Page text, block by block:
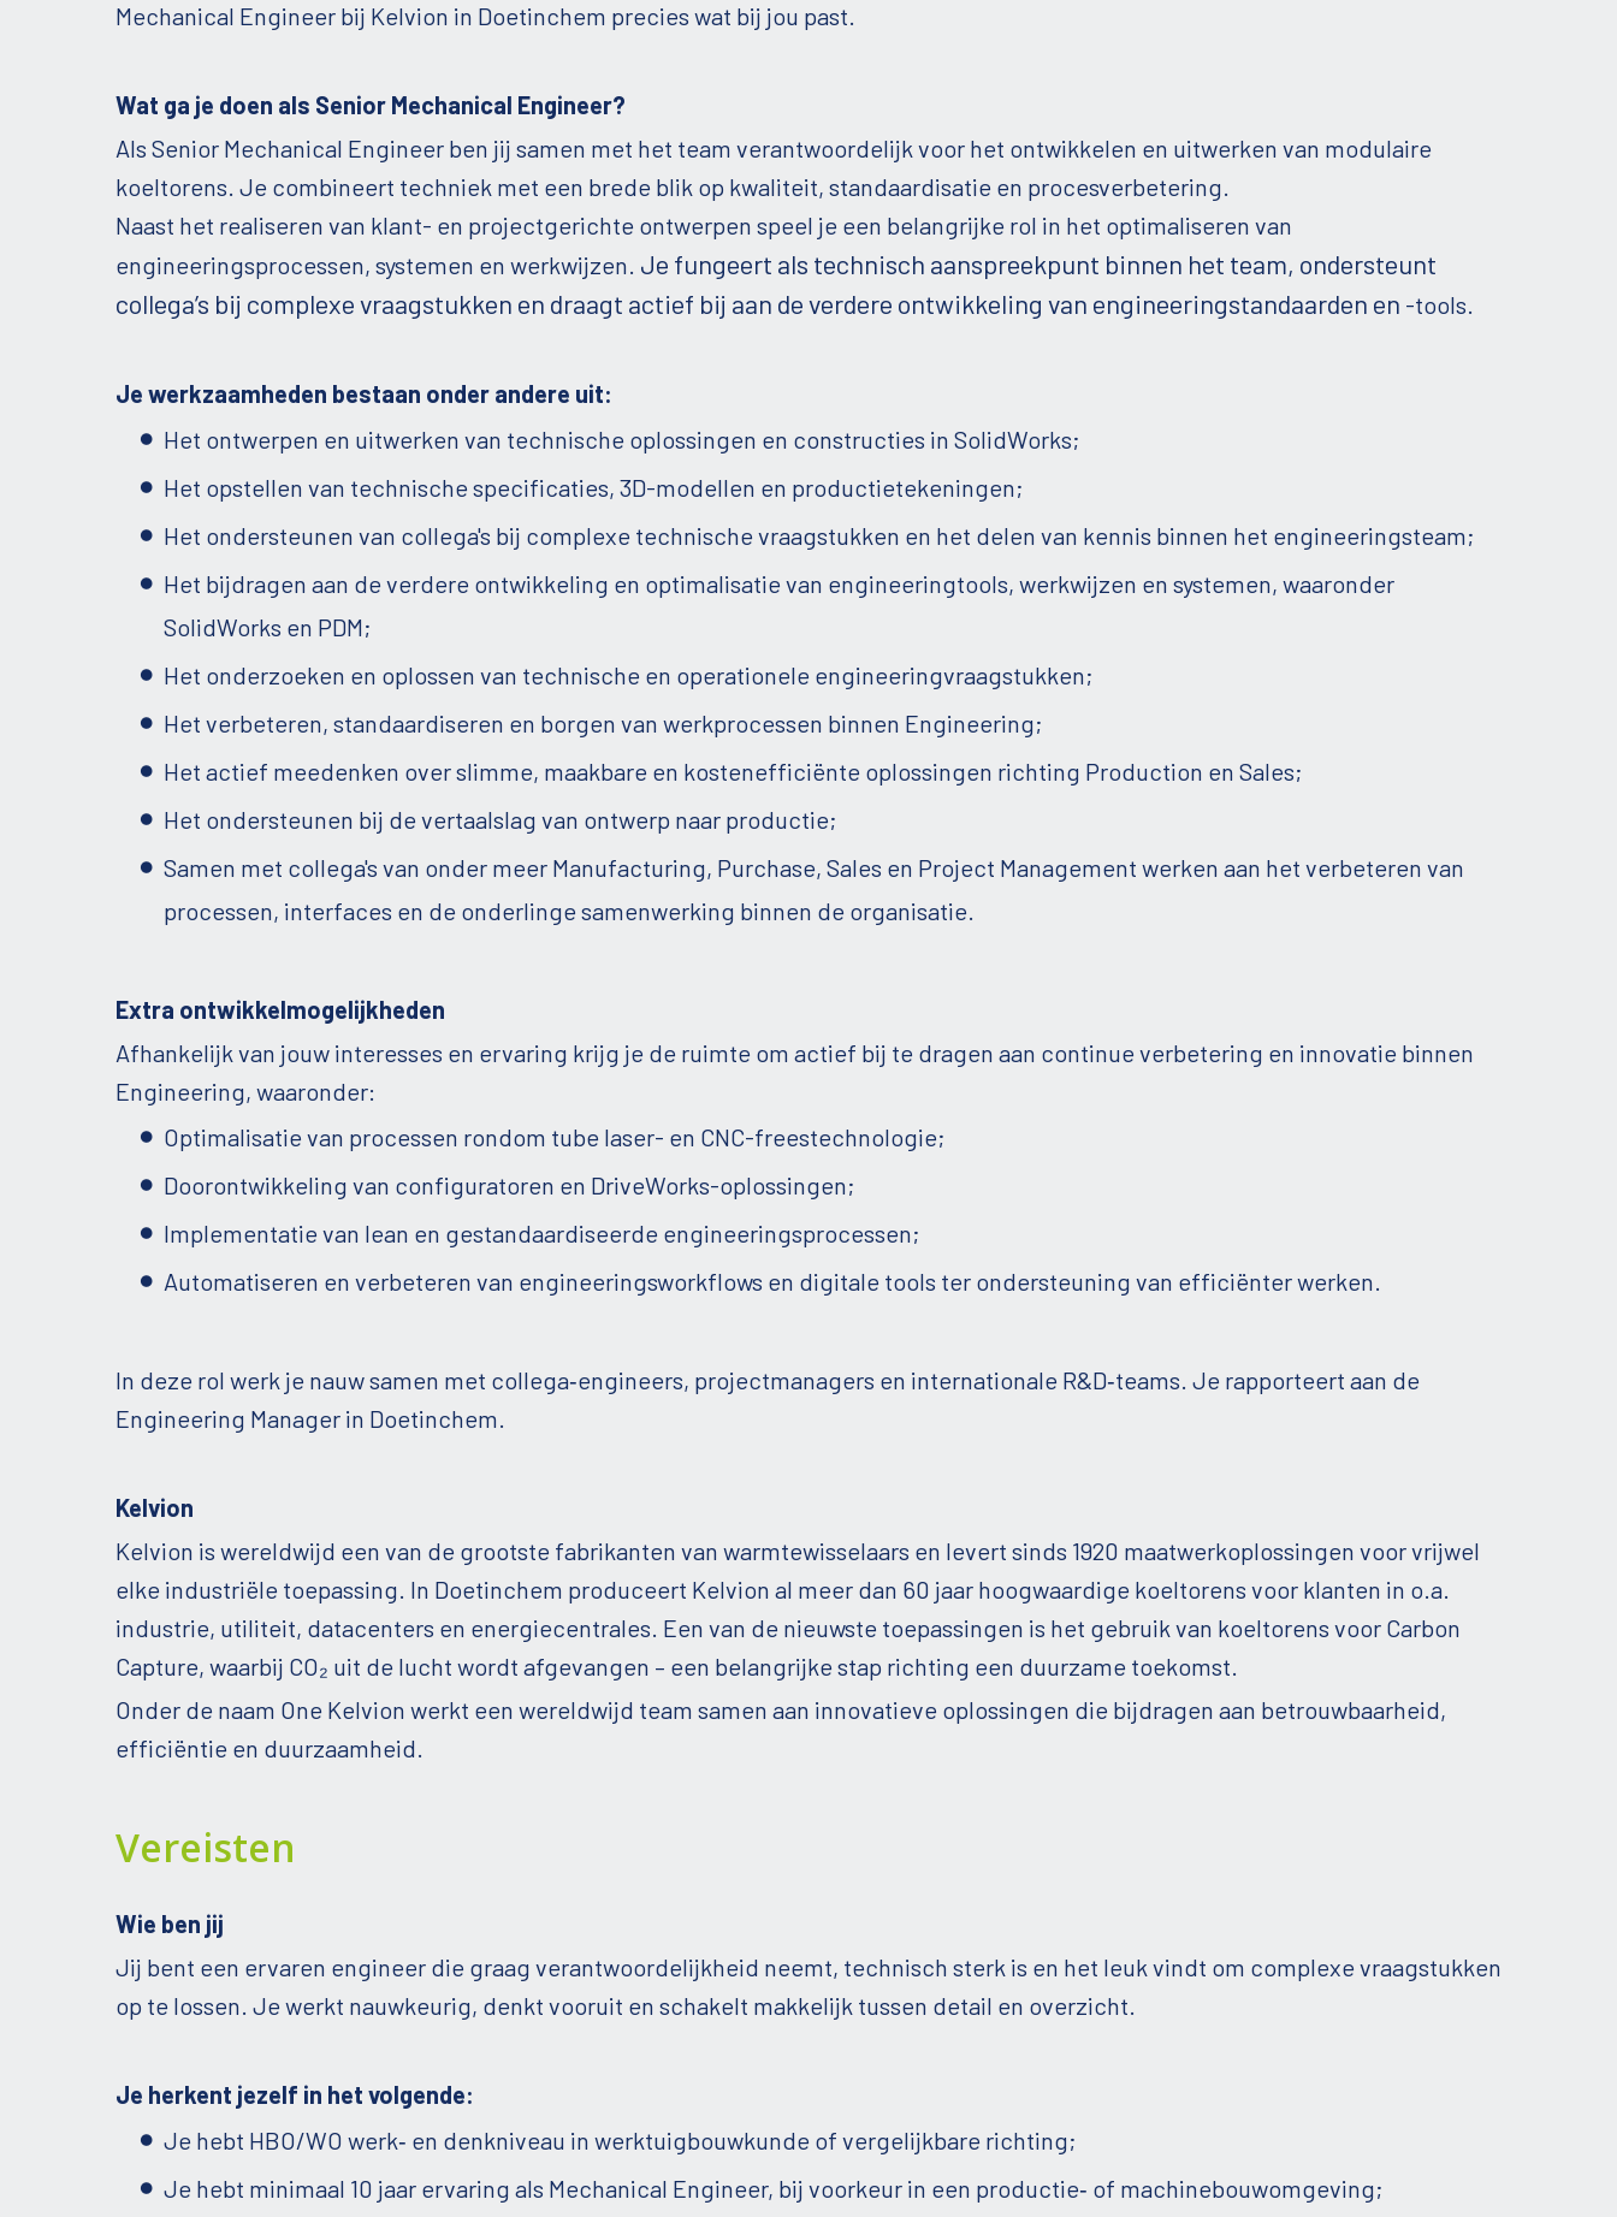
Mechanical Engineer bij Kelvion in Doetinchem precies wat bij jou past.
Wat ga je doen als Senior Mechanical Engineer?
Als Senior Mechanical Engineer ben jij samen met het team verantwoordelijk voor het ontwikkelen en uitwerken van modulaire
koeltorens. Je combineert techniek met een brede blik op kwaliteit, standaardisatie en procesverbetering.
Naast het realiseren van klant- en projectgerichte ontwerpen speel je een belangrijke rol in het optimaliseren van
engineeringsprocessen, systemen en werkwijzen. Je fungeert als technisch aanspreekpunt binnen het team, ondersteunt
collega’s bij complexe vraagstukken en draagt actief bij aan de verdere ontwikkeling van engineeringstandaarden en -tools.
Je werkzaamheden bestaan onder andere uit:
Het ontwerpen en uitwerken van technische oplossingen en constructies in SolidWorks;
Het opstellen van technische specificaties, 3D-modellen en productietekeningen;
Het ondersteunen van collega's bij complexe technische vraagstukken en het delen van kennis binnen het engineeringsteam;
Het bijdragen aan de verdere ontwikkeling en optimalisatie van engineeringtools, werkwijzen en systemen, waaronder
SolidWorks en PDM;
Het onderzoeken en oplossen van technische en operationele engineeringvraagstukken;
Het verbeteren, standaardiseren en borgen van werkprocessen binnen Engineering;
Het actief meedenken over slimme, maakbare en kostenefficiënte oplossingen richting Production en Sales;
Het ondersteunen bij de vertaalslag van ontwerp naar productie;
Samen met collega's van onder meer Manufacturing, Purchase, Sales en Project Management werken aan het verbeteren van
processen, interfaces en de onderlinge samenwerking binnen de organisatie.
Extra ontwikkelmogelijkheden
Afhankelijk van jouw interesses en ervaring krijg je de ruimte om actief bij te dragen aan continue verbetering en innovatie binnen
Engineering, waaronder:
Optimalisatie van processen rondom tube laser- en CNC-freestechnologie;
Doorontwikkeling van configuratoren en DriveWorks-oplossingen;
Implementatie van lean en gestandaardiseerde engineeringsprocessen;
Automatiseren en verbeteren van engineeringsworkflows en digitale tools ter ondersteuning van efficiënter werken.
In deze rol werk je nauw samen met collega‑engineers, projectmanagers en internationale R&D‑teams. Je rapporteert aan de
Engineering Manager in Doetinchem.
Kelvion
Kelvion is wereldwijd een van de grootste fabrikanten van warmtewisselaars en levert sinds 1920 maatwerkoplossingen voor vrijwel
elke industriële toepassing. In Doetinchem produceert Kelvion al meer dan 60 jaar hoogwaardige koeltorens voor klanten in o.a.
industrie, utiliteit, datacenters en energiecentrales. Een van de nieuwste toepassingen is het gebruik van koeltorens voor Carbon
Capture, waarbij CO₂ uit de lucht wordt afgevangen – een belangrijke stap richting een duurzame toekomst.
Onder de naam One Kelvion werkt een wereldwijd team samen aan innovatieve oplossingen die bijdragen aan betrouwbaarheid,
efficiëntie en duurzaamheid.
Vereisten
Wie ben jij
Jij bent een ervaren engineer die graag verantwoordelijkheid neemt, technisch sterk is en het leuk vindt om complexe vraagstukken
op te lossen. Je werkt nauwkeurig, denkt vooruit en schakelt makkelijk tussen detail en overzicht.
Je herkent jezelf in het volgende:
Je hebt HBO/WO werk‑ en denkniveau in werktuigbouwkunde of vergelijkbare richting;
Je hebt minimaal 10 jaar ervaring als Mechanical Engineer, bij voorkeur in een productie‑ of machinebouwomgeving;